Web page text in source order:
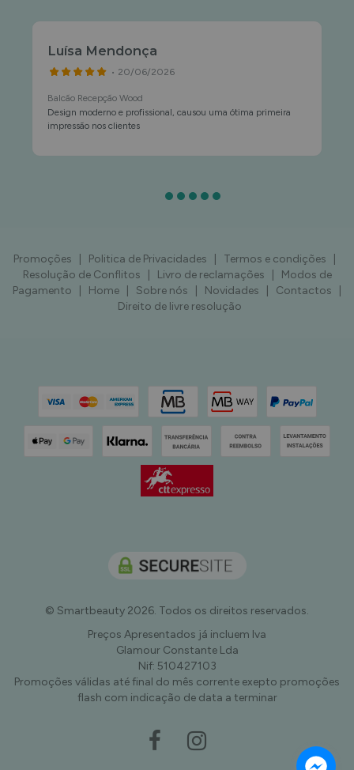
Luísa Mendonça
• 20/06/2026
Balcão Recepção Wood
Design moderno e profissional, causou uma ótima primeira
impressão nos clientes
Promoções Politica de Privacidades Termos e condições
Resolução de Conflitos
Livro de reclamações
Modos de
Pagamento
Home Sobre nós Novidades Contactos
Direito de livre resolução
© Smartbeauty 2026. Todos os direitos reservados.
Preços Apresentados já incluem Iva
Glamour Constante Lda
Nif: 510427103
Promoções válidas até final do mês corrente exepto promoções
flash com indicação de data a terminar